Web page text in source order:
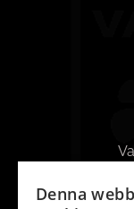
Denna